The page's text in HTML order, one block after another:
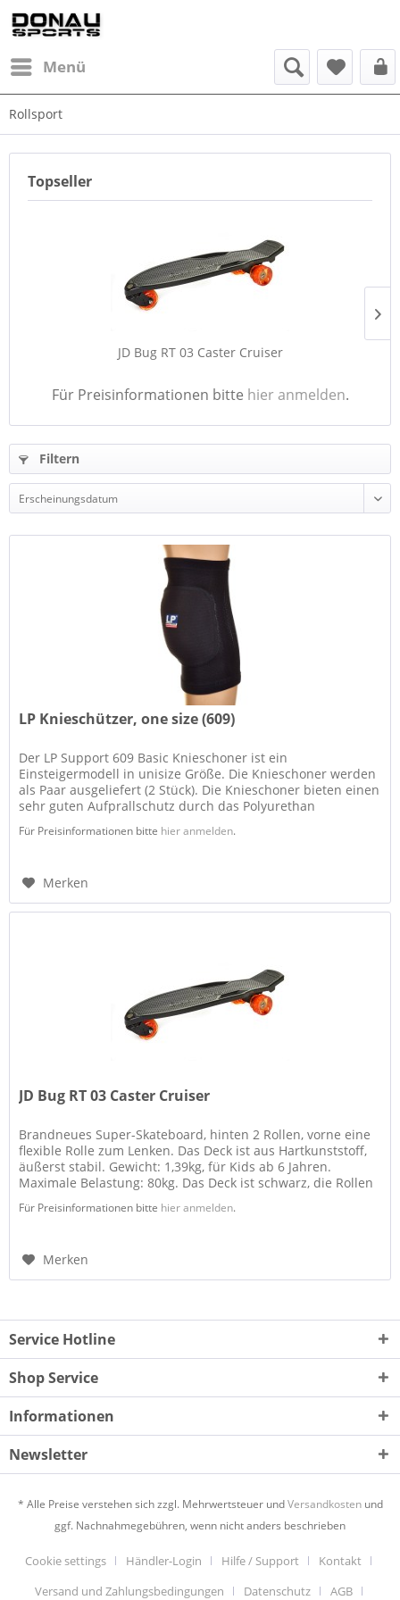
Menü
Rollsport
Topseller
JD Bug RT 03 Caster Cruiser
Für Preisinformationen bitte hier anmelden.
Filtern
LP Knieschützer, one size (609)
Der LP Support 609 Basic Knieschoner ist ein
Einsteigermodell in unisize Größe. Die Knieschoner werden
als Paar ausgeliefert (2 Stück). Die Knieschoner bieten einen
sehr guten Aufprallschutz durch das Polyurethan
Für Preisinformationen bitte hier anmelden.
Merken
JD Bug RT 03 Caster Cruiser
Brandneues Super-Skateboard, hinten 2 Rollen, vorne eine
flexible Rolle zum Lenken. Das Deck ist aus Hartkunststoff,
äußerst stabil. Gewicht: 1,39kg, für Kids ab 6 Jahren.
Maximale Belastung: 80kg. Das Deck ist schwarz, die Rollen
Für Preisinformationen bitte hier anmelden.
Merken
Service Hotline
Shop Service
Informationen
Newsletter
* Alle Preise verstehen sich zzgl. Mehrwertsteuer undVersandkostenund
ggf. Nachnahmegebühren, wenn nicht anders beschrieben
Cookie settings Händler-Login Hilfe / Support
Kontakt
Versand und Zahlungsbedingungen
Datenschutz AGB